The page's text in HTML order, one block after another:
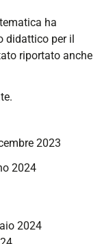
ha
didattico per il
riportato anche
2023
2024
2024